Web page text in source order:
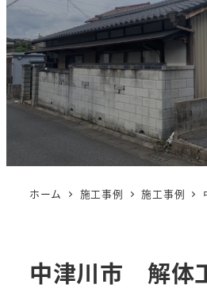
ホーム 施工事例 施工事例
中津川市 解体